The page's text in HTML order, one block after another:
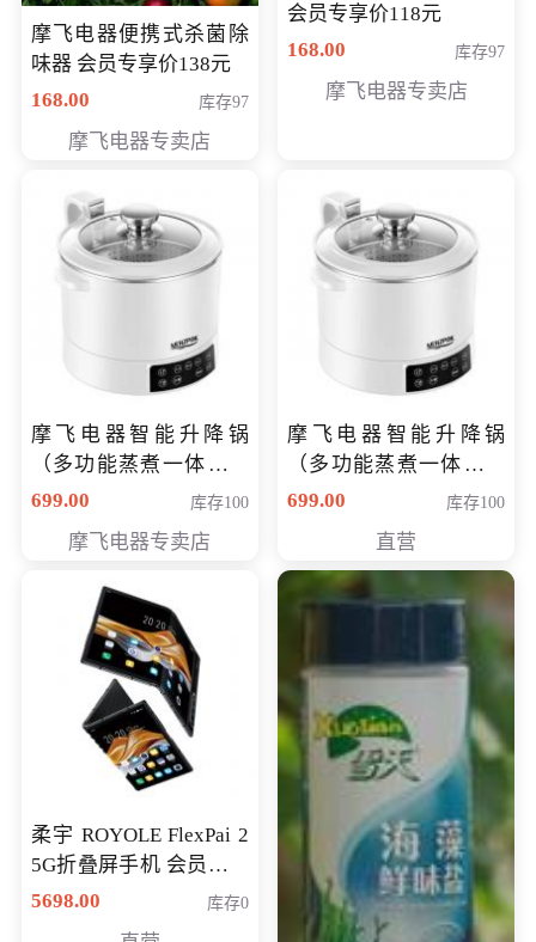
摩飞电器便携式杀菌除
味器 会员专享价138元
168.00
库存97
摩飞电器专卖店
会员专享价118元
168.00
库存97
摩飞电器专卖店
摩飞电器智能升降锅
（多功能蒸煮一体锅）
（智能升降养生锅） 会
699.00 库存100
摩飞电器专卖店
摩飞电器智能升降锅
（多功能蒸煮一体锅）
（智能升降养生锅） 会
699.00 库存100
直营
柔宇 ROYOLE FlexPai 2
5G折叠屏手机 会员专享
购买价格 4998元
5698.00 库存0